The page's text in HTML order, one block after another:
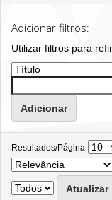
Adicionar filtros:
Utilizar filtros para
Resultados/Página